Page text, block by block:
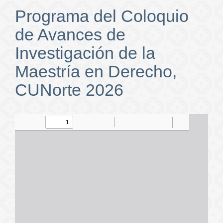
Programa del Coloquio
de Avances de
Investigación de la
Maestría en Derecho,
CUNorte 2026